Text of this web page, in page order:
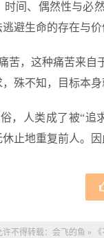
间、偶然性与必
避生命的存在与
苦，这种痛苦来
殊不知，目标本身
，人类成了被“
止地重复前人。
不得转载： 会飞的鱼 »